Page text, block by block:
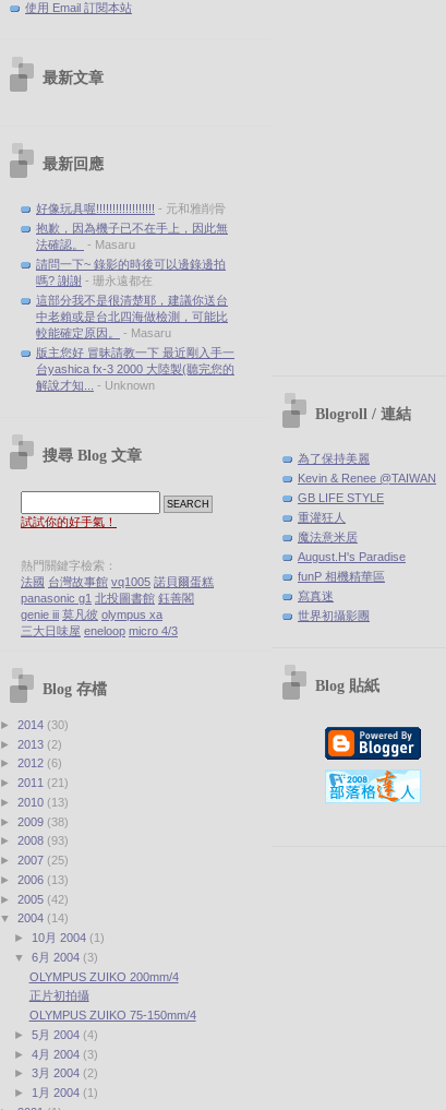
使用 Email 訂閱本站
最新文章
最新回應
好像玩具喔!!!!!!!!!!!!!!!!!! - 元和雅削骨
抱歉，因為機子已不在手上，因此無
法確認。
- Masaru
請問一下~ 錄影的時後可以邊錄邊拍
嗎? 謝謝 - 珊永遠都在
這部分我不是很清楚耶，建議你送台
中老賴或是台北四海做檢測，可能比
較能確定原因。
- Masaru
版主您好 冒昧請教一下 最近剛入手一
台yashica fx-3 2000 大陸製(聽完您的
解說才知...
- Unknown
搜尋 Blog 文章
試試你的好手氣！
熱門關鍵字檢索：
法國 台灣故事館 vq1005 諾貝爾蛋糕
panasonic g1 北投圖書館 鈺善閣
genie iii 莫凡彼 olympus xa
三大日味屋 eneloop micro 4/3
Blog 存檔
► 2014 (30)
► 2013 (2)
► 2012 (6)
► 2011 (21)
► 2010 (13)
► 2009 (38)
► 2008 (93)
► 2007 (25)
► 2006 (13)
► 2005 (42)
▼ 2004 (14)
► 10月 2004 (1)
▼6月 2004 (3)
OLYMPUS ZUIKO 200mm/4
正片初拍攝
OLYMPUS ZUIKO 75-150mm/4
►5月 2004 (4)
►4月 2004 (3)
►3月 2004 (2)
► 1月 2004 (1)
Blogroll / 連結
為了保持美麗
Kevin & Renee @TAIWAN
GB LIFE STYLE
重灌狂人
魔法意米居
August.H's Paradise
funP 相機精華區
寫真迷
世界初攝影團
Blog 貼紙